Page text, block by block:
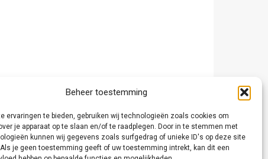
Beheer toestemming
ervaringen te bieden, gebruiken wij technologieën zoals cookies om
je apparaat op te slaan en/of te raadplegen. Door in te stemmen met
kunnen wij gegevens zoals surfgedrag of unieke ID's op deze site
je geen toestemming geeft of uw toestemming intrekt, kan dit een